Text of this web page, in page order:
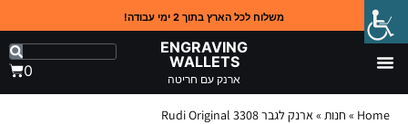
משלוח לכל הארץ בתוך 2 ימי עבודה!
ENGRAVING
WALLETS
ארנק עם חריטה 0
Home
» חנות » ארנק לגבר 3308 Rudi Original